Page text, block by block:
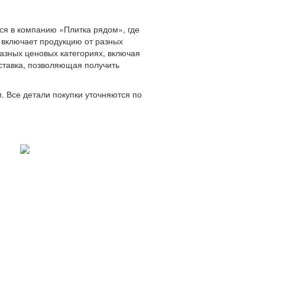
в компанию «Плитка рядом», где
продукцию от разных
ценовых категориях, включая
позволяющая получить
детали покупки уточняются по